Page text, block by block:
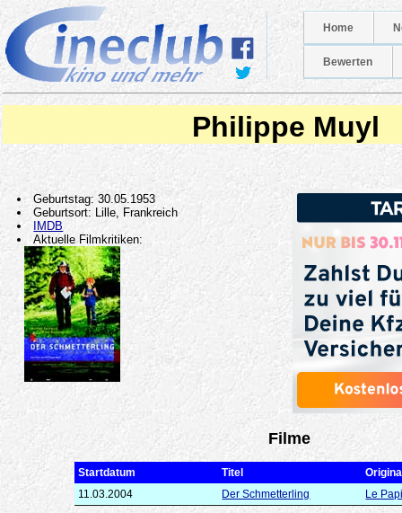
Home
Bewerten
Philippe Muyl
Geburtstag: 30.05.1953
Geburtsort: Lille, Frankreich
IMDB
Aktuelle Filmkritiken:
Filme
Startdatum Titel
11.03.2004
Der Schmetterling Le